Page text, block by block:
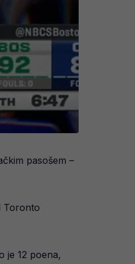
pasošem –
Toronto
je 12 poena,